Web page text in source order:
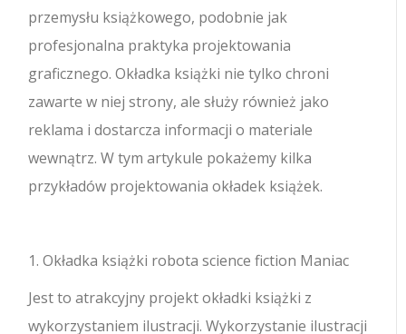
przemysłu książkowego, podobnie jak
profesjonalna praktyka projektowania
graficznego. Okładka książki nie tylko chroni
zawarte w niej strony, ale służy również jako
reklama i dostarcza informacji o materiale
wewnątrz. W tym artykule pokażemy kilka
przykładów projektowania okładek książek.
1. Okładka książki robota science fiction Maniac
Jest to atrakcyjny projekt okładki książki z
wykorzystaniem ilustracji. Wykorzystanie ilustracji